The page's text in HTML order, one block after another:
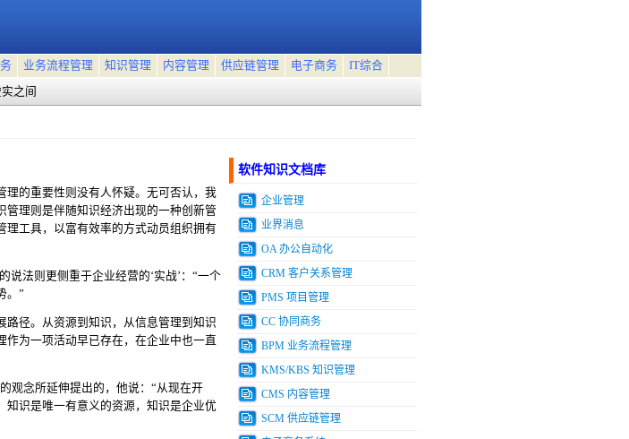
业务流程管理 知识管理 内容管理 供应链管理 电子商务
IT综合
之间
理的重要性则没有人怀疑。无可否认，我
理则是伴随知识经济出现的一种创新管
理工具，以富有效率的方式动员组织拥有
说法则更侧重于企业经营的‘实战’：“一个
。”
径。从资源到知识，从信息管理到知识
为一项活动早已存在，在企业中也一直
观念所延伸提出的，他说：“从现在开
知识是唯一有意义的资源，知识是企业优
软件知识文档库
企业管理
业界消息
OA 办公自动化
CRM 客户关系管理
PMS 项目管理
CC 协同商务
BPM 业务流程管理
KMS/KBS 知识管理
CMS 内容管理
SCM 供应链管理